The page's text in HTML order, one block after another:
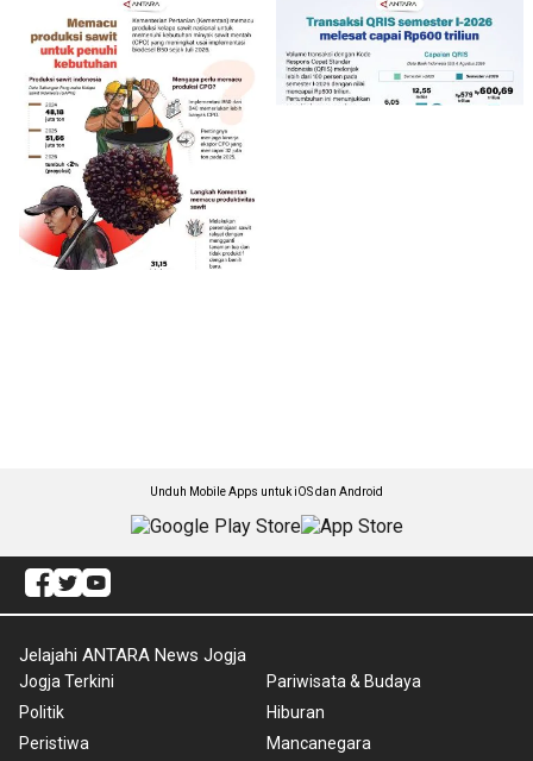
Unduh Mobile Apps untuk iOS dan Android
Jelajahi ANTARA News Jogja
Jogja Terkini
Politik
Peristiwa
Pariwisata & Budaya
Hiburan
Mancanegara